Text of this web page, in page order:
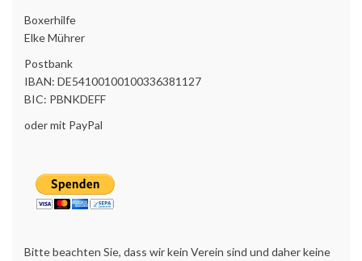
Boxerhilfe
Elke Mührer
Postbank
IBAN: DE54100100100336381127
BIC: PBNKDEFF
oder mit PayPal
Bitte beachten Sie, dass wir kein Verein sind und daher keine